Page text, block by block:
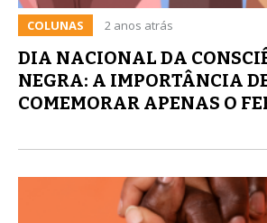
COLUNAS 2 anos atrás
DIA NACIONAL DA
NEGRA: A IMPORTÂNCIA
COMEMORAR APENAS O